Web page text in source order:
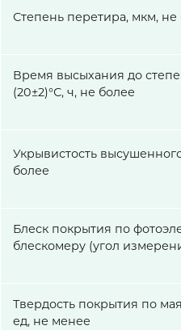
Степень перетира, мкм, не
Время высыхания до
(20±2)°С, ч, не более
Укрывистость
более
Блеск покрытия по
блескомеру (угол
Твердость покрытия по
ед, не менее